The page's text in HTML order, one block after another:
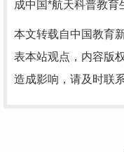
成中国*航天科普教育
本文转载自中国教育
表本站观点，内容版
造成影响，请及时联